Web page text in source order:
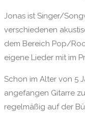
Jonas ist Singer/
verschiedenen
dem Bereich Pop/
eigene Lieder mit im
Schon im Alter von 5
angefangen Gitarre
regelmäßig auf der